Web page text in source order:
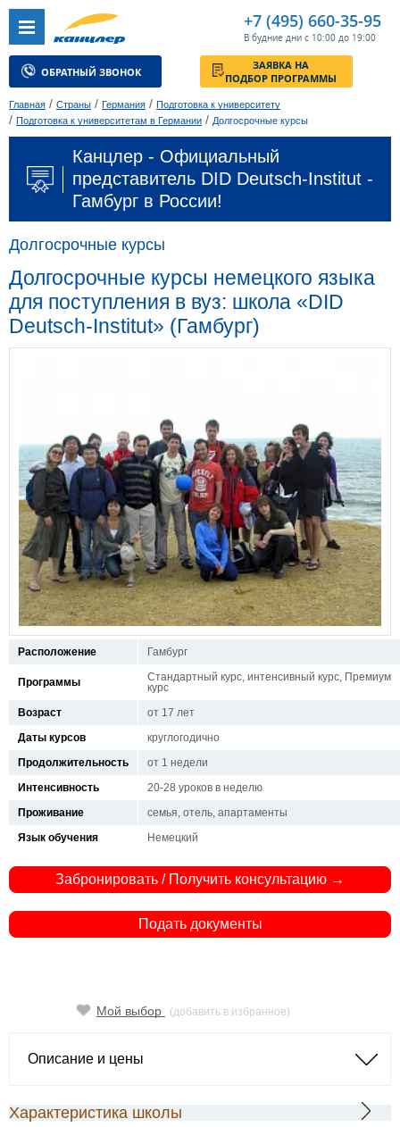
+7 (495) 660-35-95
В будние дни с 10:00 до 19:00
ОБРАТНЫЙ ЗВОНОК
ЗАЯВКА НА
ПОДБОР ПРОГРАММЫ
Главная / Страны / Германия / Подготовка к университету
/ Подготовка к университетам в Германии / Долгосрочные курсы
Канцлер - Официальный
представитель DID Deutsch-Institut -
Гамбург в России!
Долгосрочные курсы
Долгосрочные курсы немецкого языка
для поступления в вуз: школа «DID
Deutsch-Institut» (Гамбург)
Расположение Гамбург
Программы
Стандартный курс, интенсивный курс, Премиум
курс
Возраст
от 17 лет
Даты курсов
круглогодично
Продолжительность
от 1 недели
Интенсивность
20-28 уроков в неделю
Проживание
семья, отель, апартаменты
Язык обучения
Немецкий
Забронировать / Получить консультацию →
Подать документы
Мой выбор (добавить в избранное)
Описание и цены
Характеристика школы